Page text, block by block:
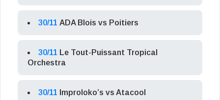
30/11 ADA Blois vs Poitiers
30/11 Le Tout-Puissant Tropical
Orchestra
30/11 Improloko’s vs Atacool